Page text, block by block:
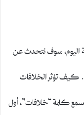
اليوم، سوف نتحدث عن
كيف تؤثر الخلافات
كلمة “خلافات”، أول